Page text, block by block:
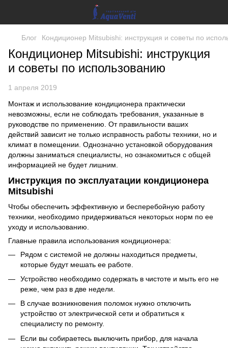
Блог Кондиционер Mitsubishi: инструкция и советы по
Кондиционер Mitsubishi: инструкция
и советы по использованию
1 апреля 2019
Монтаж и использование кондиционера практически
невозможны, если не соблюдать требования, указанные в
руководстве по применению. От правильности ваших
действий зависит не только исправность работы техники, но и
климат в помещении. Однозначно установкой оборудования
должны заниматься специалисты, но ознакомиться с общей
информацией не будет лишним.
Инструкция по эксплуатации кондиционера
Mitsubishi
Чтобы обеспечить эффективную и бесперебойную работу
техники, необходимо придерживаться некоторых норм по ее
уходу и использованию.
Главные правила использования кондиционера:
Рядом с системой не должны находиться предметы,
которые будут мешать ее работе.
Устройство необходимо содержать в чистоте и мыть его не
реже, чем раз в две недели.
В случае возникновения поломок нужно отключить
устройство от электрической сети и обратиться к
специалисту по ремонту.
Если вы собираетесь выключить прибор, для начала